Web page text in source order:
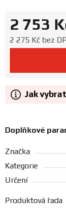
2 753
2 275 Kč bez
Jak
Doplňkové
Značka
Kategorie
Určení
Produktová řada